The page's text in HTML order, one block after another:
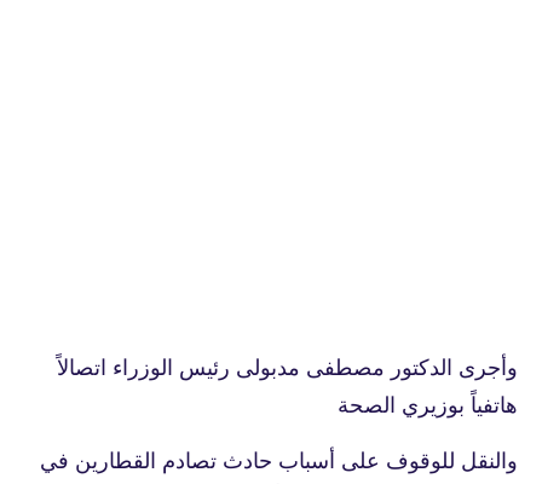
وأجرى الدكتور مصطفى مدبولى رئيس الوزراء اتصالاً
هاتفياً بوزيري الصحة
والنقل للوقوف على أسباب حادث تصادم القطارين في